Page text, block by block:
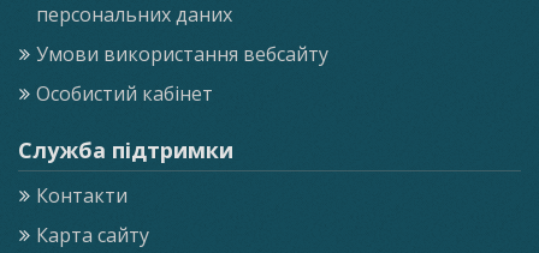
персональних даних
Умови використання вебсайту
Особистий кабінет
Служба підтримки
Контакти
Карта сайту